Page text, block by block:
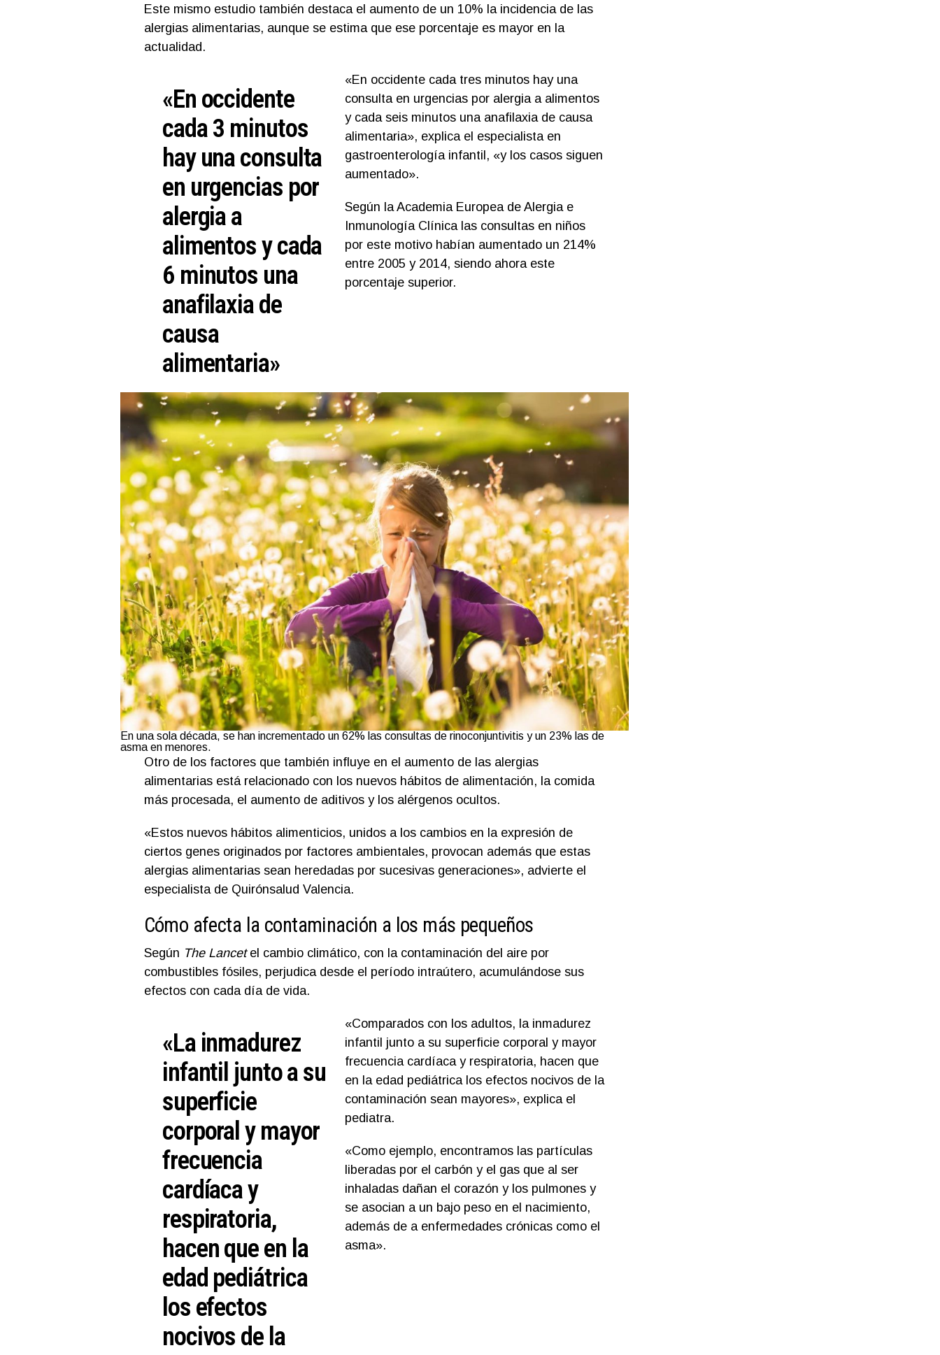
Este mismo estudio también destaca el aumento de un 10% la incidencia de las
alergias alimentarias, aunque se estima que ese porcentaje es mayor en la
actualidad.
«En occidente
cada 3 minutos
hay una consulta
en urgencias por
alergia a
alimentos y cada
6 minutos una
anafilaxia de
causa
alimentaria»
«En occidente cada tres minutos hay una
consulta en urgencias por alergia a alimentos
y cada seis minutos una anafilaxia de causa
alimentaria», explica el especialista en
gastroenterología infantil, «y los casos siguen
aumentado».
Según la Academia Europea de Alergia e
Inmunología Clínica las consultas en niños
por este motivo habían aumentado un 214%
entre 2005 y 2014, siendo ahora este
porcentaje superior.
En una sola década, se han incrementado un 62% las consultas de rinoconjuntivitis y un 23% las de
asma en menores.
Otro de los factores que también influye en el aumento de las alergias
alimentarias está relacionado con los nuevos hábitos de alimentación, la comida
más procesada, el aumento de aditivos y los alérgenos ocultos.
«Estos nuevos hábitos alimenticios, unidos a los cambios en la expresión de
ciertos genes originados por factores ambientales, provocan además que estas
alergias alimentarias sean heredadas por sucesivas generaciones», advierte el
especialista de Quirónsalud Valencia.
Cómo afecta la contaminación a los más pequeños
Según The Lancetel cambio climático, con la contaminación del aire por
combustibles fósiles, perjudica desde el período intraútero, acumulándose sus
efectos con cada día de vida.
«La inmadurez
infantil junto a su
superficie
corporal y mayor
frecuencia
cardíaca y
respiratoria,
hacen que en la
edad pediátrica
los efectos
nocivos de la
«Comparados con los adultos, la inmadurez
infantil junto a su superficie corporal y mayor
frecuencia cardíaca y respiratoria, hacen que
en la edad pediátrica los efectos nocivos de la
contaminación sean mayores», explica el
pediatra.
«Como ejemplo, encontramos las partículas
liberadas por el carbón y el gas que al ser
inhaladas dañan el corazón y los pulmones y
se asocian a un bajo peso en el nacimiento,
además de a enfermedades crónicas como el
asma».